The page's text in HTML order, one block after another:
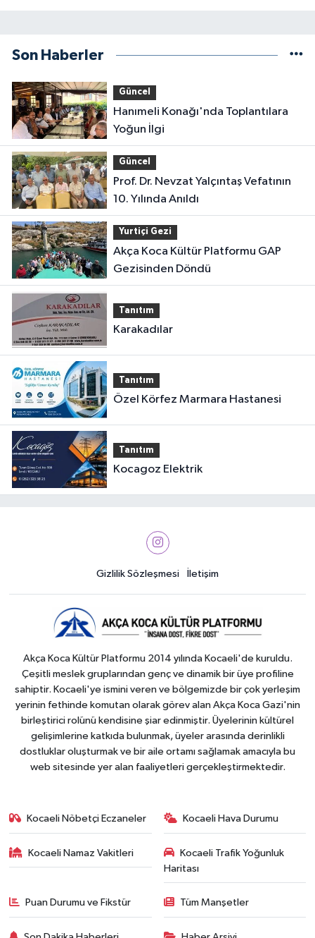
Son Haberler
Güncel
Hanımeli Konağı'nda Toplantılara
Yoğun İlgi
Güncel
Prof. Dr. Nevzat Yalçıntaş Vefatının
10. Yılında Anıldı
Yurtiçi Gezi
Akça Koca Kültür Platformu GAP
Gezisinden Döndü
Tanıtım
Karakadılar
Tanıtım
Özel Körfez Marmara Hastanesi
Tanıtım
Kocagoz Elektrik
Gizlilik Sözleşmesi İletişim
Akça Koca Kültür Platformu 2014 yılında Kocaeli'de kuruldu.
Çeşitli meslek gruplarından genç ve dinamik bir üye profiline
sahiptir. Kocaeli'ye ismini veren ve bölgemizde bir çok yerleşim
yerinin fethinde komutan olarak görev alan Akça Koca Gazi'nin
birleştirici rolünü kendisine şiar edinmiştir. Üyelerinin kültürel
gelişimlerine katkıda bulunmak, üyeler arasında derinlikli
dostluklar oluşturmak ve bir aile ortamı sağlamak amacıyla bu
web sitesinde yer alan faaliyetleri gerçekleştirmektedir.
Kocaeli Nöbetçi Eczaneler Kocaeli Hava Durumu
Kocaeli Namaz Vakitleri
Kocaeli Trafik Yoğunluk
Haritası
Puan Durumu ve Fikstür Tüm Manşetler